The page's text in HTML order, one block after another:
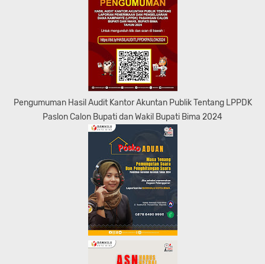
Pengumuman Hasil Audit Kantor Akuntan Publik Tentang LPPDK
Paslon Calon Bupati dan Wakil Bupati Bima 2024